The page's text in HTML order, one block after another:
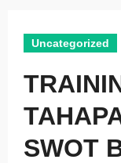
Uncategorized
SWOT